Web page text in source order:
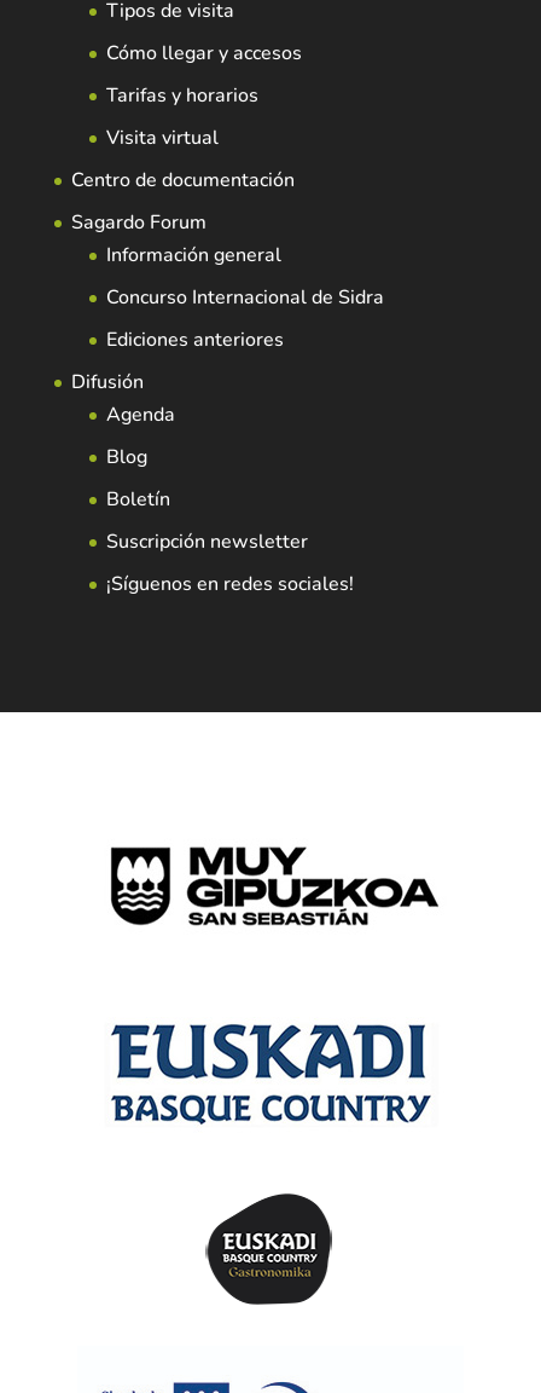
Tipos de visita
Cómo llegar y accesos
Tarifas y horarios
Visita virtual
Centro de documentación
Sagardo Forum
Información general
Concurso Internacional de Sidra
Ediciones anteriores
Difusión
Agenda
Blog
Boletín
Suscripción newsletter
¡Síguenos en redes sociales!